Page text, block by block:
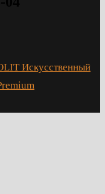
Искусственный